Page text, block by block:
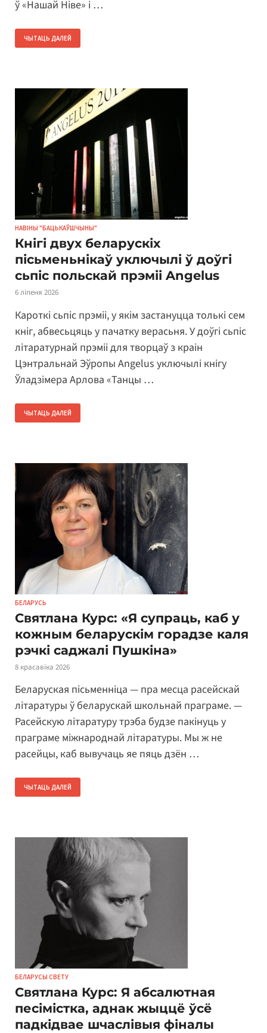
ў «Нашай Ніве» і …
ЧЫТАЦЬ ДАЛЕЙ
НАВІНЫ "БАЦЬКАЎШЧЫНЫ"
Кнігі двух беларускіх
пісьменьнікаў уключылі ў доўгі
сьпіс польскай прэміі Angelus
6 ліпеня 2026
Кароткі сьпіс прэміі, у якім застануцца толькі сем
кніг, абвесьцяць у пачатку верасьня. У доўгі сьпіс
літаратурнай прэміі для творцаў з краін
Цэнтральнай Эўропы Angelus уключылі кнігу
Ўладзімера Арлова «Танцы …
ЧЫТАЦЬ ДАЛЕЙ
БЕЛАРУСЬ
Святлана Курс: «Я супраць, каб у
кожным беларускім горадзе каля
рэчкі саджалі Пушкіна»
8 красавіка 2026
Беларуская пісьменніца — пра месца расейскай
літаратуры ў беларускай школьнай праграме. —
Расейскую літаратуру трэба будзе пакінуць у
праграме міжнароднай літаратуры. Мы ж не
расейцы, каб вывучаць яе пяць дзён …
ЧЫТАЦЬ ДАЛЕЙ
БЕЛАРУСЫ СВЕТУ
Святлана Курс: Я абсалютная
песімістка, аднак жыццё ўсё
падкідвае шчаслівыя фіналы